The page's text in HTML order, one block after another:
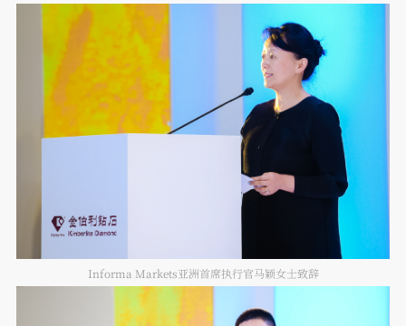
Informa Markets亚洲首席执行官马颖女士致辞